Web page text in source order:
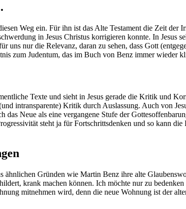
Weg ein. Für ihn ist das Alte Testament die Zeit
in Jesus Christus korrigieren konnte. In
uns nur die Relevanz, daran zu sehen, dass Gott
zum Judentum, das im Buch von Benz immer wieder
Texte und sieht in Jesus gerade die Kritik und
intransparente) Kritik durch Auslassung. Auch von
das Neue als eine vergangene Stufe der
steht ja für Fortschrittsdenken und so kann
ähnlichen Gründen wie Martin Benz ihre alte
krank machen können. Ich möchte nur zu
mitnehmen wird, denn die neue Wohnung ist der